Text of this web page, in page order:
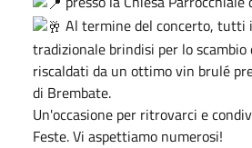
Al termine del concerto, tutti
tradizionale brindisi per lo scambio
riscaldati da un ottimo vin brulé
di Brembate.
Un'occasione per ritrovarci e
Feste. Vi aspettiamo numerosi!